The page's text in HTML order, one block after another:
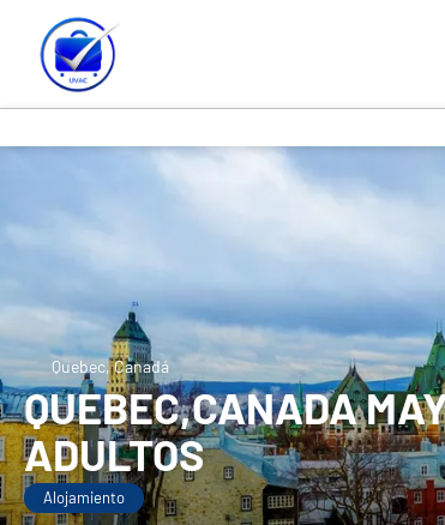
Quebec, Canadá
QUEBEC,CANADA
ADULTOS
Alojamiento